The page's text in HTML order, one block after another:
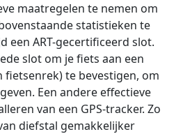
maatregelen te nemen om
statistieken te
een ART-gecertificeerd slot.
slot om je fiets aan een
fietsenrek) te bevestigen, om
Een andere effectieve
van een GPS-tracker. Zo
diefstal gemakkelijker